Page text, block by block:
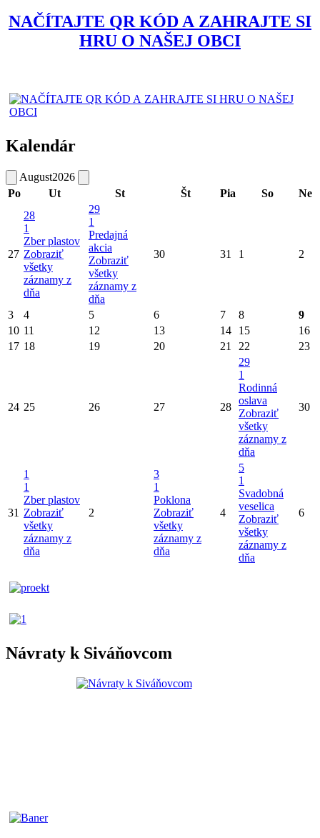
NAČÍTAJTE QR KÓD A ZAHRAJTE SI
HRU O NAŠEJ OBCI
Kalendár
August2026
Po
Ut St Št Pia So Ne
27
28
1
Zber plastov
Zobraziť
všetky
záznamy z
dňa
29
1
Predajná
akcia
Zobraziť
všetky
záznamy z
dňa
30 31 1 2
3 4 5 6 7 8
9
10 11 12 13 14 15
16
17 18 19 20 21 22 23
24 25 26 27 28
29
1
Rodinná
oslava
Zobraziť
všetky
záznamy z
dňa
30
31
1
1
Zber plastov
Zobraziť
všetky
záznamy z
dňa
2
3
1
Poklona
Zobraziť
všetky
záznamy z
dňa
4
5
1
Svadobná
veselica
Zobraziť
všetky
záznamy z
dňa
6
Návraty k Siváňovcom